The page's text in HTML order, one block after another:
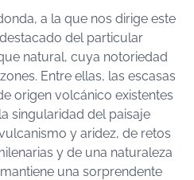
a la que nos dirige este
del particular
natural, cuya notoriedad
Entre ellas, las escasas
origen volcánico existentes
singularidad del paisaje
y aridez, de retos
y de una naturaleza
una sorprendente